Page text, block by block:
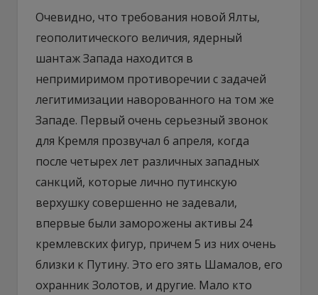
Очевидно, что требования новой Ялты,
геополитического величия, ядерный
шантаж Запада находится в
непримиримом противоречии с задачей
легитимизации наворованного на том же
Западе. Первый очень серьезный звонок
для Кремля прозвучал 6 апреля, когда
после четырех лет различных западных
санкций, которые лично путинскую
верхушку совершенно не задевали,
впервые были заморожены активы 24
кремлевских фигур, причем 5 из них очень
близки к Путину. Это его зять Шамалов, его
охранник Золотов, и другие. Мало кто